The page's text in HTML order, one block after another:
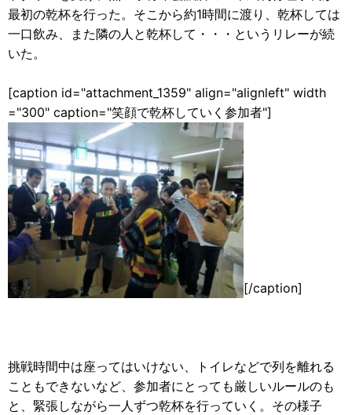
最初の乾杯を行った。そこから約1時間に渡り、乾杯しては
一口飲み、また隣の人と乾杯して・・・というリレーが続
いた。
[caption id="attachment_1359" align="alignleft" width
="300" caption="笑顔で乾杯していく参加者"]
[/caption]
挑戦時間中は座ってはいけない、トイレなどで列を離れる
こともできないなど、参加者にとっても厳しいルールのも
と、緊張しながら一人ずつ乾杯を行っていく。その様子